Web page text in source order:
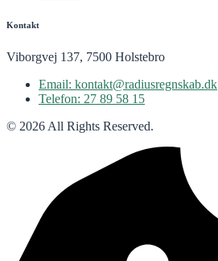
Kontakt
Viborgvej 137, 7500 Holstebro
Email: kontakt@radiusregnskab.dk
Telefon: 27 89 58 15
© 2026 All Rights Reserved.